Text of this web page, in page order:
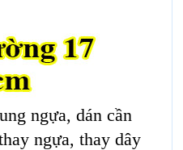
ngựa, dán cần
ngựa, thay dây